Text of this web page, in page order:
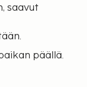
saavut
päällä.